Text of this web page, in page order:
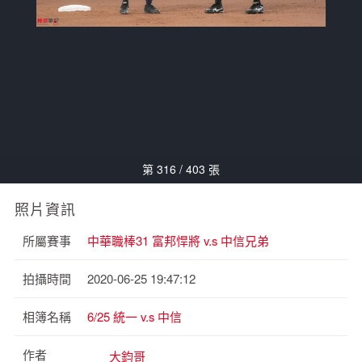
第 316 / 403 張
照片資訊
所屬賽事 中華職棒31 富邦悍將 v.s 中信兄弟
拍攝時間 2020-06-25 19:47:12
相簿名稱 6/25 統一 v.s 中信
作者 大鈞哥